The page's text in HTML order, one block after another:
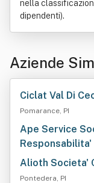
nella
dipendenti).
Aziende
Ciclat Val Di
Pomarance, PI
Ape Service
Alioth Societa'
Pontedera, PI